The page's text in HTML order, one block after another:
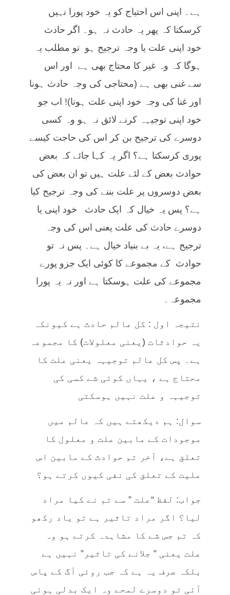
ہے۔ اپنی اس احتیاج کو یہ خود پورا نہیں
کرسکتا کہ پھر یہ حادث نہ ہو۔ اگر حادث
خود اپنی علت یا وجہ ترجیح ہو تو مطلب یہ
ہوگا کہ وہ غیر کا محتاج بھی ہے اور اس
سے غنی بھی ہے (محتاجی کی وجہ حادث ہونا
اور غنا کی وجہ خود اپنی علت ہونا)! اب جو
خود اپنی توجیہہ کرنے لائق نہ ہو وہ کسی
دوسرے کی ترجیح بن کر اس کی حاجت کیسے
پوری کرسکتا ہے؟ اگر یہ کہا جائے کہ بعض
حوادث بعض کے لئے علت ہیں تو ان بعض کی
بعض دوسروں پر علت بننے کی وجہ ترجیح کیا
ہے؟ پس یہ خیال کہ ایک حادث خود اپنی یا
دوسرے حادث کی علت یعنی اس کی وجہ
ترجیح ہے، یہ بے بنیاد خیال ہے۔ پس نہ تو
حوادث کے مجموعے کا کوئی ایک جزو پورے
مجموعے کی علت ہوسکتا ہے اور نہ یہ پورا
مجموعہ۔
نتیجہ اول : کل عالم حادث ہے کیونکہ
یہ حوادثات (یعنی معلولات) کا مجموعہ
ہے۔ پس کل عالم توجیہہ یعنی علت کا
محتاج ہے ، یہاں کوئی شے کسی کی
توجیہہ و علت نہیں ہوسکتی
سوال: ہم دیکھتے ہیں کہ عالم میں
موجودات کے مابین علت و معلول کا
تعلق ہے، آخر تم حوادث کے مابین اس
علیت کے تعلق کی نفی کیوں کرتے ہو؟
جواب: لفظ “علت ” سے تم نے کیا مراد
لیا؟ اگر مراد تاثیر ہے تو یاد رکھو
کہ تم جس شے کا مشاہدہ کرتے ہو وہ
علت یعنی ” جلانے کی تاثیر” نہیں ہے
بلکہ صرف یہ ہے کہ جب روئی آگ کے پاس
آئی تو دوسرے لمحے وہ ایک بدلی ہوئی